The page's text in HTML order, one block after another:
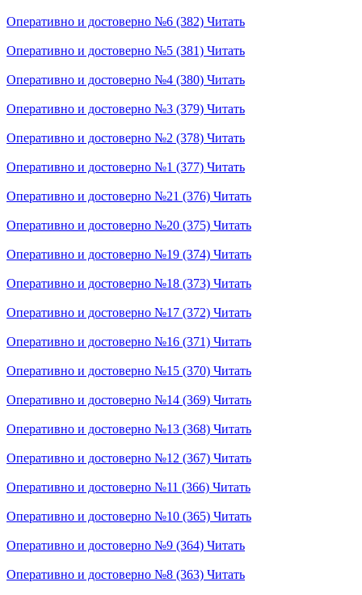
Оперативно и достоверно №6 (382) Читать
Оперативно и достоверно №5 (381) Читать
Оперативно и достоверно №4 (380) Читать
Оперативно и достоверно №3 (379) Читать
Оперативно и достоверно №2 (378) Читать
Оперативно и достоверно №1 (377) Читать
Оперативно и достоверно №21 (376) Читать
Оперативно и достоверно №20 (375) Читать
Оперативно и достоверно №19 (374) Читать
Оперативно и достоверно №18 (373) Читать
Оперативно и достоверно №17 (372) Читать
Оперативно и достоверно №16 (371) Читать
Оперативно и достоверно №15 (370) Читать
Оперативно и достоверно №14 (369) Читать
Оперативно и достоверно №13 (368) Читать
Оперативно и достоверно №12 (367) Читать
Оперативно и достоверно №11 (366) Читать
Оперативно и достоверно №10 (365) Читать
Оперативно и достоверно №9 (364) Читать
Оперативно и достоверно №8 (363) Читать